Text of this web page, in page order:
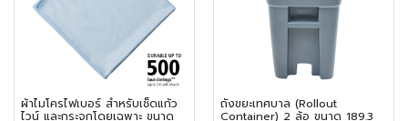
ผ้าไมโครไฟเบอร์ สำหรับเช็ดแก้ว
ไวน์ และกระจกโดยเฉพาะ ขนาด
ถังขยะเทศบาล (Rollout
Container) 2 ล้อ ขนาด 189.3